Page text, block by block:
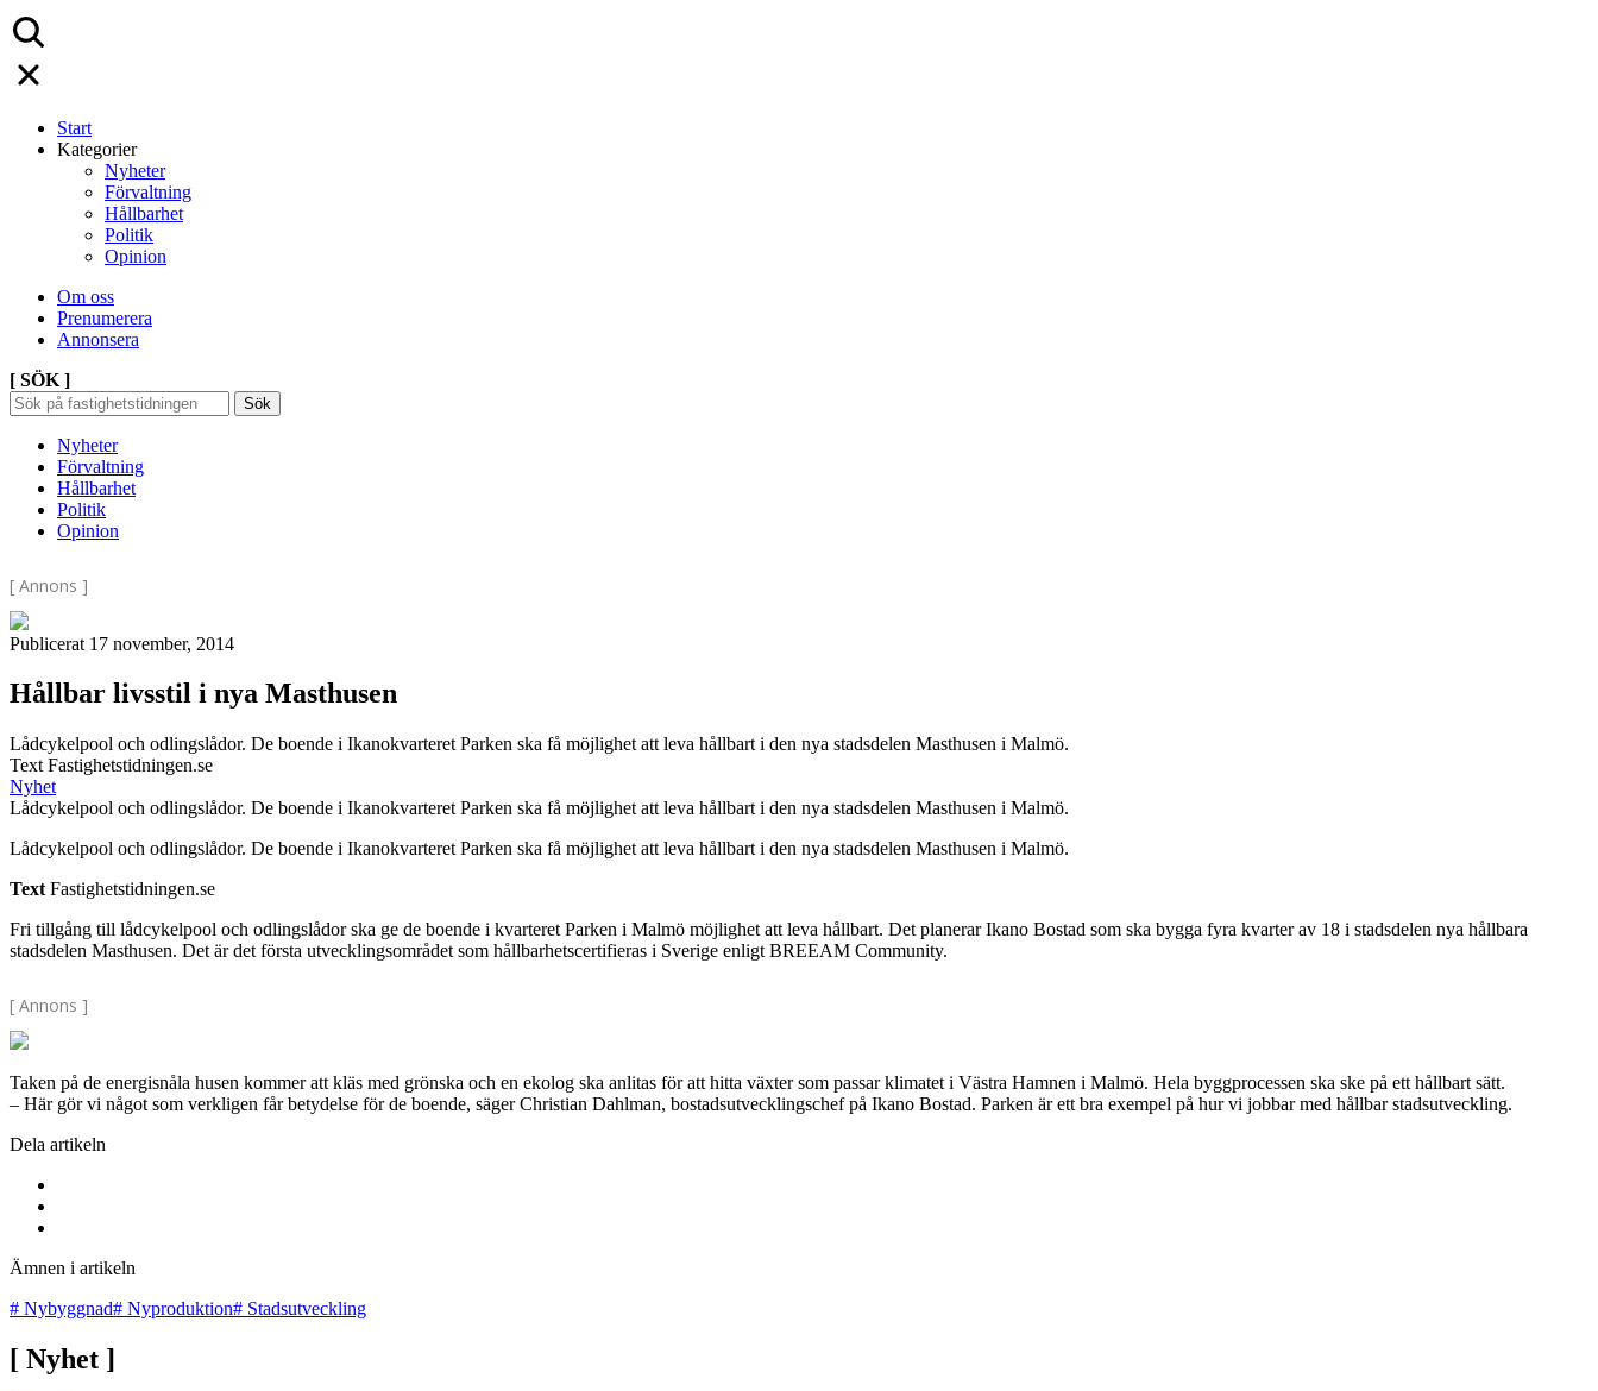
Start
Kategorier
Nyheter
Förvaltning
Hållbarhet
Politik
Opinion
Om oss
Prenumerera
Annonsera
[ SÖK ]
Sök
efter:
Sök
Sök
Nyheter
Förvaltning
Hållbarhet
Politik
Opinion
[ Annons ]
Publicerat 17 november, 2014
Hållbar livsstil i nya Masthusen
Lådcykelpool och odlingslådor. De boende i Ikanokvarteret Parken ska få möjlighet att leva hållbart i den nya stadsdelen Masthusen i Malmö.
Text Fastighetstidningen.se
Nyhet
Lådcykelpool och odlingslådor. De boende i Ikanokvarteret Parken ska få möjlighet att leva hållbart i den nya stadsdelen Masthusen i Malmö.
Lådcykelpool och odlingslådor. De boende i Ikanokvarteret Parken ska få möjlighet att leva hållbart i den nya stadsdelen Masthusen i Malmö.
Text Fastighetstidningen.se
Fri tillgång till lådcykelpool och odlingslådor ska ge de boende i kvarteret Parken i Malmö möjlighet att leva hållbart. Det planerar Ikano Bostad som ska bygga fyra kvarter av 18 i stadsdelen nya hållbara
stadsdelen Masthusen. Det är det första utvecklingsområdet som hållbarhetscertifieras i Sverige enligt BREEAM Community.
[ Annons ]
Taken på de energisnåla husen kommer att kläs med grönska och en ekolog ska anlitas för att hitta växter som passar klimatet i Västra Hamnen i Malmö. Hela byggprocessen ska ske på ett hållbart sätt.
– Här gör vi något som verkligen får betydelse för de boende, säger Christian Dahlman, bostadsutvecklingschef på Ikano Bostad. Parken är ett bra exempel på hur vi jobbar med hållbar stadsutveckling.
Dela artikeln
Ämnen i artikeln
# Nybyggnad# Nyproduktion# Stadsutveckling
[ Nyhet ]